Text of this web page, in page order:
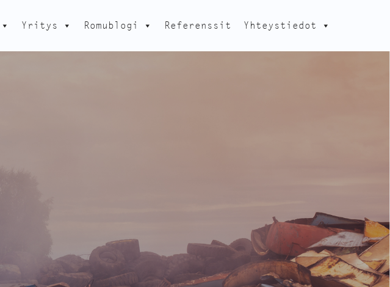
Yritys Romublogi Referenssit Yhteystiedot